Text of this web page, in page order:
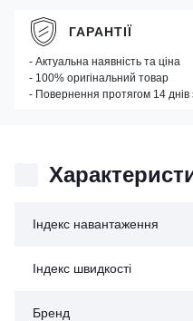
Індекс навантаження
Індекс швидкості
Бренд
ГАРАНТІЇ
- Актуальна наявність та ціна
- 100% оригінальний товар
- Повернення протягом 14